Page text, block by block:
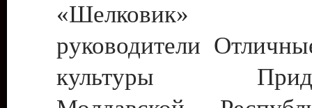
«Шелковик»
руководители
культуры